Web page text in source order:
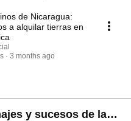
de Nicaragua:
a alquilar tierras en
3 months ago
y sucesos de la